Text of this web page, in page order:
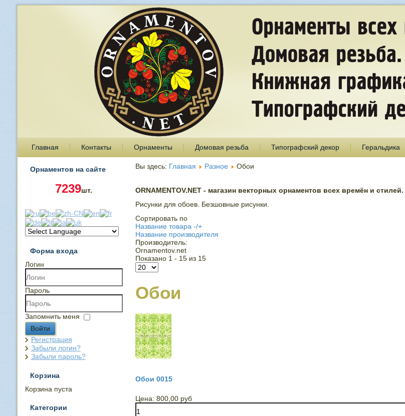
Главная Контакты Орнаменты Домовая резьба Типографский декор Геральдика
Орнаментов на сайте
7239шт.
Форма входа
Логин
Пароль
Запомнить меня
Войти
Регистрация
Забыли логин?
Забыли пароль?
Корзина
Корзина пуста
Категории
Вы здесь: Главная Разное Обои
ORNAMENTOV.NET - магазин векторных орнаментов всех времён и стилей.
Рисунки для обоев. Безшовные рисунки.
Сортировать по
Название товара -/+
Название производителя
Производитель:
Ornamentov.net
Показано 1 - 15 из 15
Обои
Обои 0015
Цена: 800,00 руб